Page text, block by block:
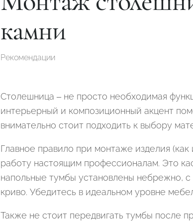
камни
Рекомендации
Столешница – не просто необходимая
интерьерный и композиционный акцент
внимательно стоит подходить к выбору
Главное правило при монтаже изделия
работу настоящим профессионалам. Это
напольные тумбы установлены небрежно,
криво. Убедитесь в идеальном уровне
Также не стоит передвигать тумбы после
Подтвердите,
Подтвердите,